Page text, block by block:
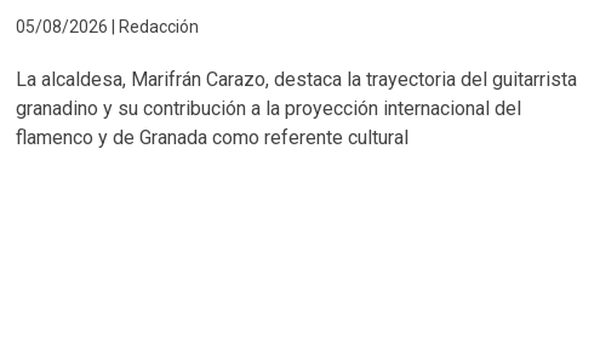
05/08/2026 | Redacción
La alcaldesa, Marifrán Carazo, destaca la trayectoria del guitarrista
granadino y su contribución a la proyección internacional del
flamenco y de Granada como referente cultural